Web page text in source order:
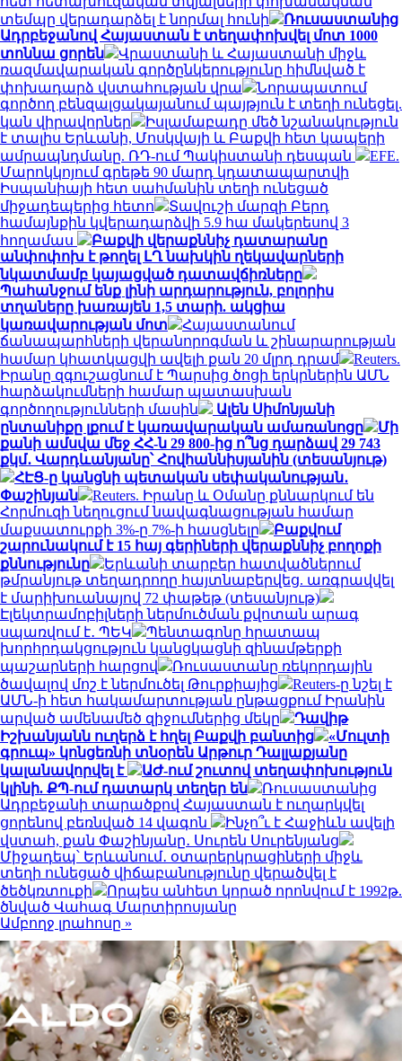
տեմպը վերադարձել է նորմալ հունի
Ռուսաստանից
Ադրբեջանով Հայաստան է տեղափոխվել մոտ 1000
տոննա ցորեն
Վրաստանի և Հայաստանի միջև
ռազմավարական գործընկերությունը հիմնված է
փոխադարձ վստահության վրա
Նորապատում
գործող բենզալցակայանում պայթյուն է տեղի ունեցել.
կան վիրավորներ
Իսլամաբադը մեծ նշանակություն
է տալիս Երևանի, Մոսկվայի և Բաքվի հետ կապերի
ամրապնդմանը. ՌԴ-ում Պակիստանի դեսպան
EFE.
Մարոկկոյում գրեթե 90 մարդ կդատապարտվի
Իսպանիայի հետ սահմանին տեղի ունեցած
միջադեպերից հետո
Տավուշի մարզի Բերդ
համայնքին կվերադարձվի 5.9 հա մակերեսով 3
հողամաս
Բաքվի վերաքննիչ դատարանը
անփոփոխ է թողել ԼՂ նախկին ղեկավարների
նկատմամբ կայացված դատավճիռները
Պահանջում ենք լինի արդարություն, բոլորիս
տղաները խառայեն 1,5 տարի. ակցիա
կառավարության մոտ
Հայաստանում
ճանապարհների վերանորոգման և շինարարության
համար կհատկացվի ավելի քան 20 մլրդ դրամ
Reuters.
Իրանը զգուշացնում է Պարսից ծոցի երկրներին ԱՄՆ
հարձակումների համար պատասխան
գործողությունների մասին
Ալեն Սիմոնյանի
ընտանիքը լքում է կառավարական ամառանոցը
Մի
քանի ամսվա մեջ ՀՀ-ն 29 800-ից ո՞նց դարձավ 29 743
քկմ․ Վարդևանյանը՝ Հովհաննիսյանին (տեսանյութ)
ՀԷՑ-ը կանցնի պետական սեփականության․
Փաշինյան
Reuters. Իրանը և Օմանը քննարկում են
Հորմուզի նեղուցում նավագնացության համար
մաքսատուրքի 3%-ը 7%-ի հասցնելը
Բաքվում
շարունակում է 15 հայ գերիների վերաքննիչ բողոքի
քննությունը
Երևանի տարբեր հատվածներում
թմրանյութ տեղադրողը հայտնաբերվեց. առգրավվել
է մարիխուանայով 72 փաթեթ (տեսանյութ)
Էլեկտրամոբիլների ներմուծման քվոտան արագ
սպառվում է․ ՊԵԿ
Պենտագոնը հրատապ
խորհրդակցություն կանցկացնի զինամթերքի
պաշարների հարցով
Ռուսաստանը ռեկորդային
ծավալով մոշ է ներմուծել Թուրքիայից
Reuters-ը նշել է
ԱՄՆ-ի հետ հակամարտության ընթացքում Իրանին
արված ամենամեծ զիջումներից մեկը
Դավիթ
Իշխանյանն ուղերձ է հղել Բաքվի բանտից
«Մուլտի
գրուպ» կոնցեռնի տնօրեն Արթուր Դալլաքյանը
կալանավորվել է
ԱԺ-ում շուտով տեղափոխություն
կլինի. ՔՊ-ում դատարկ տեղեր են
Ռուսաստանից
Ադրբեջանի տարածքով Հայաստան է ուղարկվել
ցորենով բեռնված 14 վագոն
Ինչո՞ւ է Հաջիևն ավելի
վստահ, քան Փաշինյանը․ Սուրեն Սուրենյանց
Միջադեպ՝ Երևանում․ օտարերկրացիների միջև
տեղի ունեցած վիճաբանությունը վերածվել է
ծեծկռտուքի
Որպես անհետ կորած որոնվում է 1992թ.
ծնված Վահագ Մարտիրոսյանը
Ամբողջ լրահոսը »